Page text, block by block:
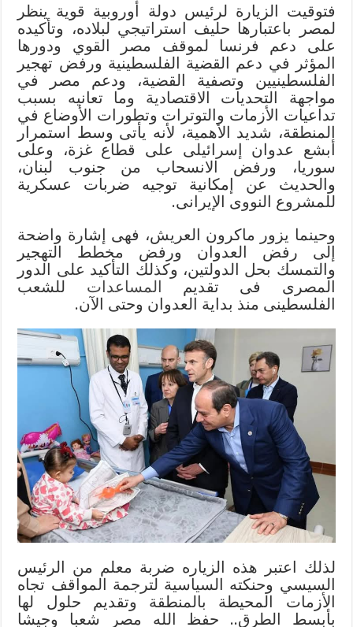
فتوقيت الزيارة لرئيس دولة أوروبية قوية ينظر
لمصر باعتبارها حليف استراتيجي لبلاده، وتأكيده
على دعم فرنسا لموقف مصر القوي ودورها
المؤثر في دعم القضية الفلسطينية ورفض تهجير
الفلسطينيين وتصفية القضية، ودعم مصر في
مواجهة التحديات الاقتصادية وما تعانيه بسبب
تداعيات الأزمات والتوترات وتطورات الأوضاع في
المنطقة، شديد الأهمية، لأنه يأتى وسط استمرار
أبشع عدوان إسرائيلى على قطاع غزة، وعلى
سوريا، ورفض الانسحاب من جنوب لبنان،
والحديث عن إمكانية توجيه ضربات عسكرية
للمشروع النووى الإيرانى.
وحينما يزور ماكرون العريش، فهى إشارة واضحة
إلى رفض العدوان ورفض مخطط التهجير
والتمسك بحل الدولتين، وكذلك التأكيد على الدور
المصرى فى تقديم المساعدات للشعب
الفلسطينى منذ بداية العدوان وحتى الآن.
لذلك اعتبر هذه الزياره ضربة معلم من الرئيس
السيسي وحنكته السياسية لترجمة المواقف تجاه
الأزمات المحيطة بالمنطقة وتقديم حلول لها
بأبسط الطرق.. حفظ الله مصر شعبا وجيشا